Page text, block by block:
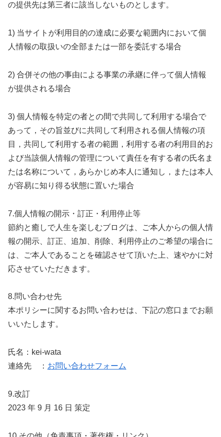
の提供先は第三者に該当しないものとします。
1) 当サイトが利用目的の達成に必要な範囲内において個
人情報の取扱いの全部または一部を委託する場合
2) 合併その他の事由による事業の承継に伴って個人情報
が提供される場合
3) 個人情報を特定の者との間で共同して利用する場合で
あって，その旨並びに共同して利用される個人情報の項
目，共同して利用する者の範囲，利用する者の利用目的お
よび当該個人情報の管理について責任を有する者の氏名ま
たは名称について，あらかじめ本人に通知し，または本人
が容易に知り得る状態に置いた場合
7.個人情報の開示・訂正・利用停止等
節約と癒しで人生を楽しむブログは、ご本人からの個人情
報の開示、訂正、追加、削除、利用停止のご希望の場合に
は、ご本人であることを確認させて頂いた上、速やかに対
応させていただきます。
8.問い合わせ先
本ポリシーに関するお問い合わせは、下記の窓口までお願
いいたします。
氏名：kei-wata
連絡先 ： お問い合わせフォーム
9.改訂
2023 年 9 月 16 日 策定